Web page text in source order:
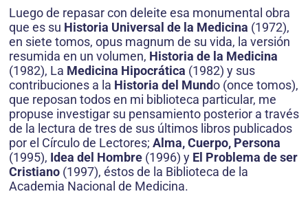
Luego de repasar con deleite esa monumental obra
que es su Historia Universal de la Medicina (1972),
en siete tomos, opus magnum de su vida, la versión
resumida en un volumen, Historia de la Medicina
(1982), La Medicina Hipocrática (1982) y sus
contribuciones a la Historia del Mundo (once tomos),
que reposan todos en mi biblioteca particular, me
propuse investigar su pensamiento posterior a través
de la lectura de tres de sus últimos libros publicados
por el Círculo de Lectores; Alma, Cuerpo, Persona
(1995), Idea del Hombre (1996) y El Problema de ser
Cristiano (1997), éstos de la Biblioteca de la
Academia Nacional de Medicina.